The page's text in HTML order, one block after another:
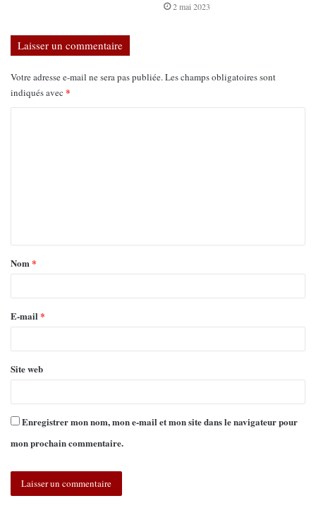
2 mai 2023
Laisser un commentaire
Votre adresse e-mail ne sera pas publiée.Les champs obligatoires sont
indiqués avec *
Nom*
E-mail *
Site web
Enregistrer mon nom, mon e-mail et mon site dans le navigateur pour
mon prochain commentaire.